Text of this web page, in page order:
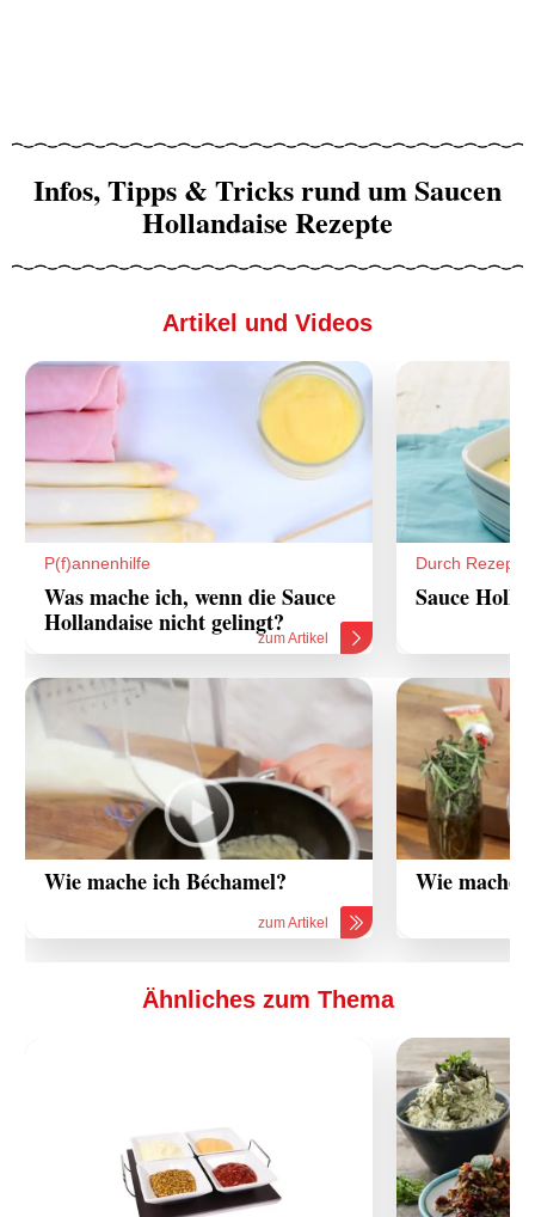
Infos, Tipps & Tricks rund um Saucen
Hollandaise Rezepte
Artikel und Videos
P(f)annenhilfe
Was mache ich, wenn die Sauce
Hollandaise nicht gelingt?
zum Artikel
Durch Rezepte
Sauce
Wie mache ich Béchamel?
zum Artikel
Wie mache
Ähnliches zum Thema